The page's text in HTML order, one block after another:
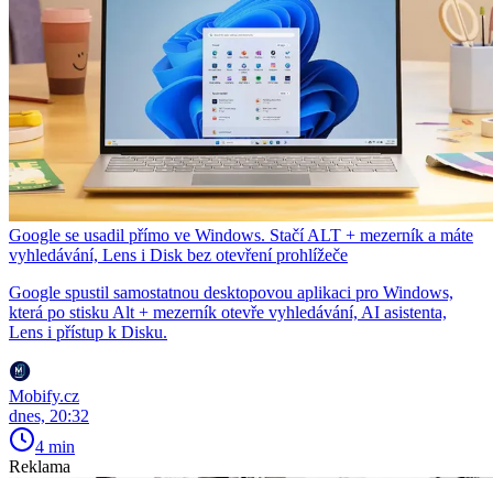
Google se usadil přímo ve Windows. Stačí ALT + mezerník a máte
vyhledávání, Lens i Disk bez otevření prohlížeče
Google spustil samostatnou desktopovou aplikaci pro Windows,
která po stisku Alt + mezerník otevře vyhledávání, AI asistenta,
Lens i přístup k Disku.
Mobify.cz
dnes, 20:32
4 min
Reklama